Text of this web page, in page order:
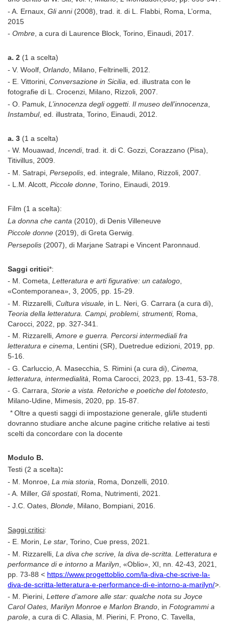
- A. Ernaux, Gli anni(2008), trad. it. di L. Flabbi, Roma, L’orma,
2015
- Ombre , a cura di Laurence Block, Torino, Einaudi, 2017.
a. 2 (1 a scelta)
- V. Woolf, Orlando , Milano, Feltrinelli, 2012.
- E. Vittorini, Conversazione in Sicilia , ed. illustrata con le
fotografie di L. Crocenzi, Milano, Rizzoli, 2007.
- O. Pamuk, L’innocenza degli oggetti. Il museo dell’innocenza
Instambul, ed. illustrata, Torino, Einaudi, 2012.
a. 3 (1 a scelta)
- W. Mouawad, Incendi, trad. it. di C. Gozzi, Corazzano (Pisa),
Titivillus, 2009.
- M. Satrapi, Persepolis , ed. integrale, Milano, Rizzoli, 2007.
- L.M. Alcott, Piccole donne , Torino, Einaudi, 2019.
Film (1 a scelta):
La donna che canta (2010), di Denis Villeneuve
Piccole donne (2019), di Greta Gerwig.
Persepolis (2007), di Marjane Satrapi e Vincent Paronnaud.
Saggi critici*:
- M. Cometa, Letteratura e arti figurative: un catalogo
«Contemporanea», 3, 2005, pp. 15-29.
- M. Rizzarelli, Cultura visuale, in L. Neri, G. Carrara (a cura di),
Teoria della letteratura. Campi, problemi, strumenti, Roma,
Carocci, 2022, pp. 327-341.
- M. Rizzarelli, Amore e guerra. Percorsi intermediali fra
letteratura e cinema , Lentini (SR), Duetredue edizioni, 2019, pp.
5-16.
- G. Carluccio, A. Masecchia, S. Rimini (a cura di), Cinema,
letteratura, intermedialità , Roma Carocci, 2023, pp. 13-41, 53-78.
- G. Carrara, Storie a vista. Retoriche e poetiche del fototesto
Milano-Udine, Mimesis, 2020, pp. 15-87.
*Oltre a questi saggi di impostazione generale, gli/le studenti
dovranno studiare anche alcune pagine critiche relative ai testi
scelti da concordare con la docente
Modulo B.
Testi (2 a scelta):
- M. Monroe, La mia storia , Roma, Donzelli, 2010.
- A. Miller, Gli spostati, Roma, Nutrimenti, 2021.
- J.C. Oates, Blonde , Milano, Bompiani, 2016.
Saggi critici:
- E. Morin, Le star , Torino, Cue press, 2021.
- M. Rizzarelli, La diva che scrive, la diva de-scritta. Letteratura e
performance di e intorno a Marilyn , «Oblio», XI, nn. 42-43, 2021,
pp. 73-88 < https://www.progettoblio.com/la-diva-che-scrive-la-
diva-de-scritta-letteratura-e-performance-di-e-intorno-a-marilyn/>.
- M. Pierini, Lettere d’amore alle star: qualche nota su Joyce
Carol Oates, Marilyn Monroe e Marlon Brando , in Fotogrammi a
parole , a cura di C. Allasia, M. Pierini, F. Prono, C. Tavella,